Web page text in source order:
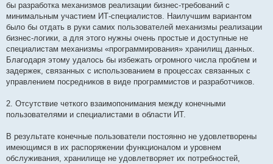
бы разработка механизмов реализации бизнес-требований с
минимальным участием ИТ-специалистов. Наилучшим вариантом
было бы отдать в руки самих пользователей механизмы реализации
бизнес-логики, а для этого нужны очень простые и доступные не
специалистам механизмы «программирования» хранилищ данных.
Благодаря этому удалось бы избежать огромного числа проблем и
задержек, связанных с использованием в процессах связанных с
управлением посредников в виде программистов и разработчиков.
2. Отсутствие четкого взаимопонимания между конечными
пользователями и специалистами в области ИТ.
В результате конечные пользователи постоянно не удовлетворены
имеющимся в их распоряжении функционалом и уровнем
обслуживания, хранилище не удовлетворяет их потребностей,